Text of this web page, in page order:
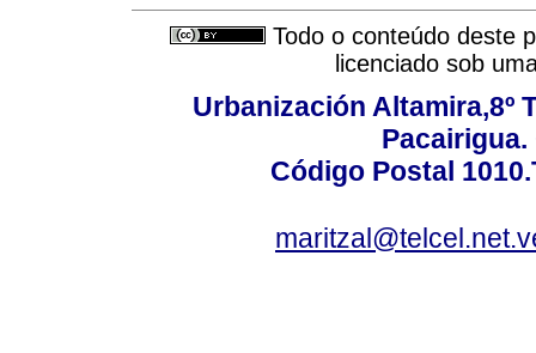
Todo o conteúdo deste
licenciado sob
Urbanización Altamira,8º
Pacairigua.
Código Postal